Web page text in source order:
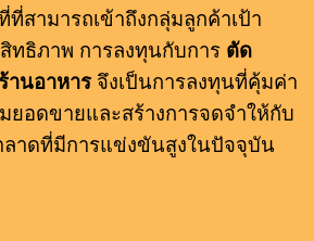
สามารถเข้าถึงกลุ่มลูกค้าเป้า
ทธิภาพ การลงทุนกับการ ตัด
านอาหารจึงเป็นการลงทุนที่คุ้มค่า
ยอดขายและสร้างการจดจำให้กับ
าดที่มีการแข่งขันสูงในปัจจุบัน